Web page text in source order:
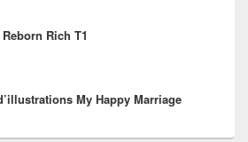
:
Rich T1
My Happy Marriage